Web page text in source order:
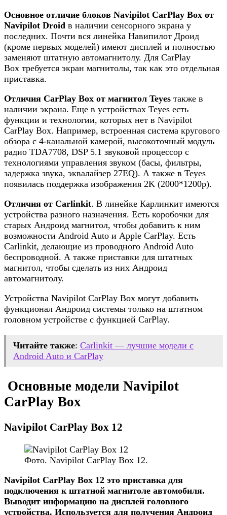
Основное отличие блоков Navipilot CarPlay Box от
Navipilot Droid в наличии сенсорного экрана у
последних. Почти вся линейка Навипилот Дроид
(кроме первых моделей) имеют дисплей и полностью
заменяют штатную автомагнитолу. Для CarPlay
Box требуется экран магнитолы, так как это отдельная
приставка.
Отличия CarPlay Box от магнитол Teyes также в
наличии экрана. Еще в устройствах Teyes есть
функции и технологии, которых нет в Navipilot
CarPlay Box. Например, встроенная система кругового
обзора с 4-канальной камерой, высокоточный модуль
радио TDA7708, DSP 5.1 звуковой процессор с
технологиями управления звуком (басы, фильтры,
задержка звука, эквалайзер 27EQ). А также в Teyes
появилась поддержка изображения 2K (2000*1200p).
Отличия от Carlinkit. В линейке Карлинкит имеются
устройства разного назначения. Есть коробочки для
старых Андроид магнитол, чтобы добавить к ним
возможности Android Auto и Apple CarPlay. Есть
Carlinkit, делающие из проводного Android Auto
беспроводной. А также приставки для штатных
магнитол, чтобы сделать из них Андроид
автомагнитолу.
Устройства Navipilot CarPlay Box могут добавить
функционал Андроид системы только на штатном
головном устройстве с функцией CarPlay.
Читайте также: Carlinkit — лучшие модели с
Android Auto и CarPlay
Основные модели Navipilot
CarPlay Box
Navipilot CarPlay Box 12
Фото. Navipilot CarPlay Box 12.
Navipilot CarPlay Box 12 это приставка для
подключения к штатной магнитоле автомобиля.
Выводит информацию на дисплей головного
устройства. Используется для получения Андроид